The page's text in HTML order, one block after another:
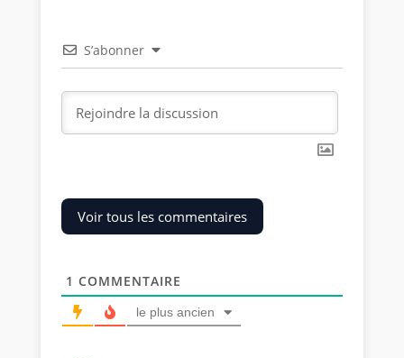
S’abonner
Voir tous les commentaires
1 COMMENTAIRE
le plus ancien